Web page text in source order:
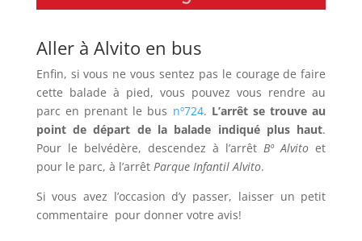
Aller à Alvito en bus
Enfin, si vous ne vous sentez pas le courage de faire
cette balade à pied, vous pouvez vous rendre au
parc en prenant le bus nº724. L’arrêt se trouve au
point de départ de la balade indiqué plus haut.
Pour le belvédère, descendez à l’arrêtBº Alvito et
pour le parc, à l’arrêt Parque Infantil Alvito.
Si vous avez l’occasion d’y passer, laisser un petit
commentaire pour donner votre avis!